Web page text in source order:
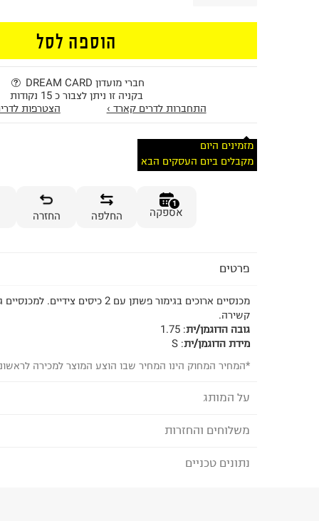
הוספה לסל
חברי מועדון DREAM CARD
בקניה זו ניתן לצבור כ 15 נקודות
התחברות לדרים קארד ›
הצטרפות
מזמינים היום
מקבלים ביום העסקים הבא
1
אספקה החלפה החזרה
פרטים
מכנסיים ארוכים בגימור פשתן עם 2 כיסים
קשירה.
גובה הדוגמן/ית:
1.75
מידת הדוגמן/ית:
S
*המחיר המחוק הינו המחיר שבו הוצע המוצר למכירה
על המותג
GAP - גאפ
האספקה ופועל לצמצום ההשפעה על שינויי האקלים. ב-GAP
משלוחים והחזרות
לבחירת בשיטת המשלוח המתאימה לכם,
נתונים טכניים